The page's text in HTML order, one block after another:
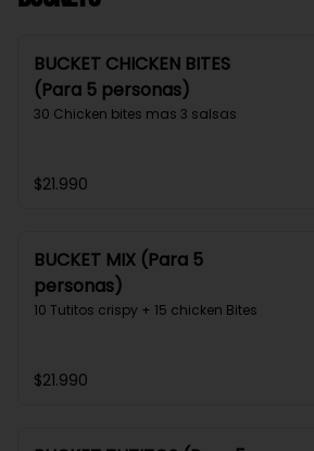
BUCKET CHICKEN BITES
(Para 5 personas)
30 Chicken bites mas 3 salsas
$21.990
BUCKET MIX (Para 5
personas)
10 Tutitos crispy + 15 chicken Bites
$21.990